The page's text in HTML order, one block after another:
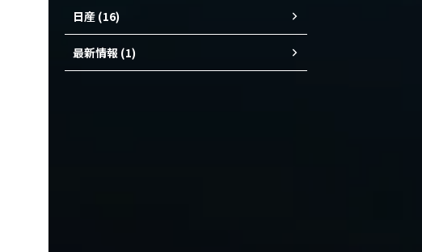
日産 (16)
最新情報 (1)